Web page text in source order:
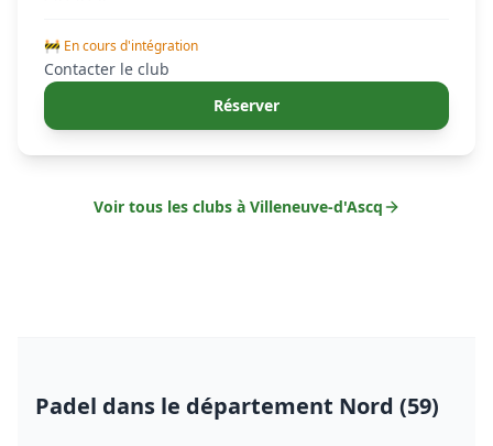
🚧 En cours d'intégration
Contacter le club
Réserver
Voir tous les clubs à Villeneuve-d'Ascq
Padel dans le département Nord (59)